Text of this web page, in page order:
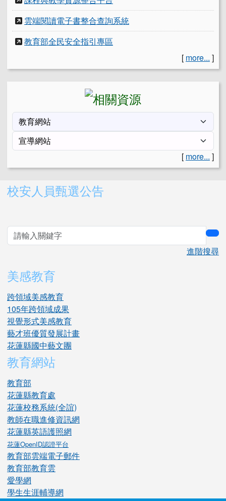
雲端閱讀電子書整合查詢系統
教育部全民安全指引專區
[ more... ]
[ more... ]
右邊區域內容
校安人員甄選公告
進階搜尋
美感教育
跨領域美感教育
105年跨領域成果
視覺形式美感教育
藝才班優質發展計畫
花蓮縣國中藝文團
教育網站
教育部
花蓮縣教育處
花蓮校務系統(全誼)
教師在職進修資訊網
花蓮縣英語護照網
花蓮OpenID認證平台
教育部雲端電子郵件
教育部教育雲
愛學網
學生生涯輔導網